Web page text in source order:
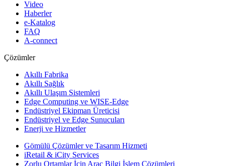
Video
Haberler
e-Katalog
FAQ
A-connect
Çözümler
Akıllı Fabrika
Akıllı Sağlık
Akıllı Ulaşım Sistemleri
Edge Computing ve WISE-Edge
Endüstriyel Ekipman Üreticisi
Endüstriyel ve Edge Sunucuları
Enerji ve Hizmetler
Gömülü Çözümler ve Tasarım Hizmeti
iRetail & iCity Services
Zorlu Ortamlar İçin Araç Bilgi İşlem Çözümleri